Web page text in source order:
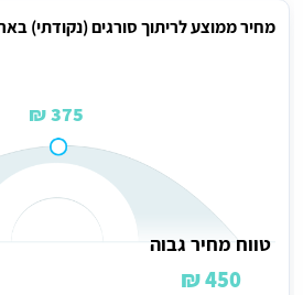
מחיר ממוצע לריתוך סורגים (נקודתי)
375 ₪
טווח מחיר גבוה
450 ₪